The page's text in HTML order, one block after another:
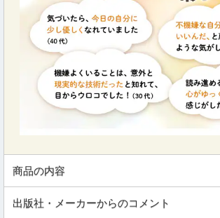
商品の内容
出版社・メーカーからのコメント